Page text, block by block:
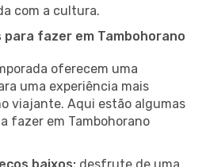
com a cultura.
fazer em Tambohorano
oferecem uma
uma experiência mais
viajante. Aqui estão algumas
fazer em Tambohorano